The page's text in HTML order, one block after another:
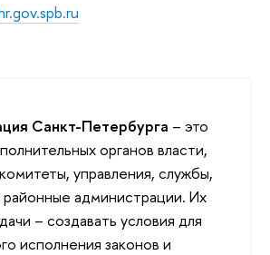
Санкт-Петербурга – это
органов власти,
управления, службы,
администрации. Их
– создавать условия для
исполнения законов и